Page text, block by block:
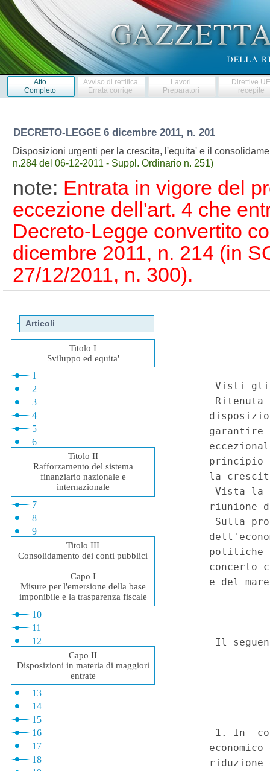
Atto
Completo
Avviso di rettifica
Errata corrige
Lavori
Preparatori
Direttive
recepite
DECRETO-LEGGE 6 dicembre 2011, n. 201
Disposizioni urgenti per la crescita, l'equita' e il
n.284 del 06-12-2011 - Suppl. Ordinario n. 251)
note: Entrata in vigore del
eccezione dell'art. 4 che
Decreto-Legge convertito
dicembre 2011, n. 214 (in
27/12/2011, n. 300).